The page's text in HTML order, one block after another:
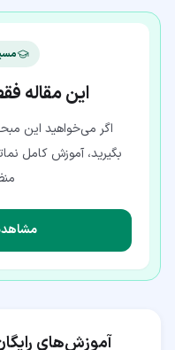
این مقاله
اگر می‌خواهید این
بگیرید، آموزش کامل
آموزش‌های